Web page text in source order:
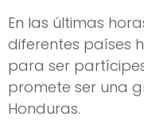
En las últimas
diferentes países
para ser
promete ser una
Honduras.